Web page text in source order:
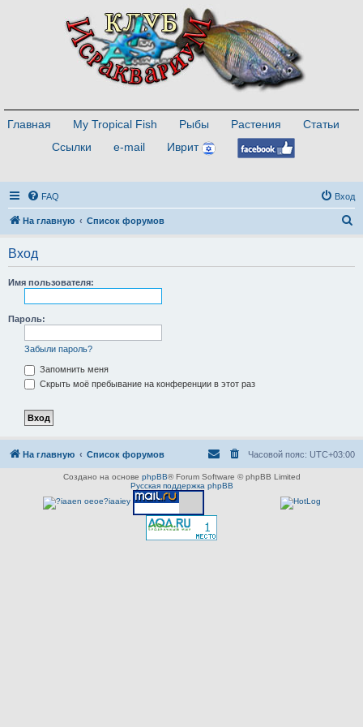
Главная My Tropical Fish Рыбы Растения
Статьи
Ссылки
e-mail Иврит
FAQ Вход
На главную Список форумов
Вход
Имя пользователя:
Пароль:
Забыли пароль?
Запомнить меня
Скрыть моё пребывание на конференции в этот раз
На главную Список форумов Часовой пояс: UTC+03:00
Создано на основе phpBB® Forum Software © phpBB Limited
Русская поддержка phpBB